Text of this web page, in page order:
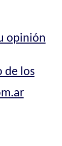
opinión
de los